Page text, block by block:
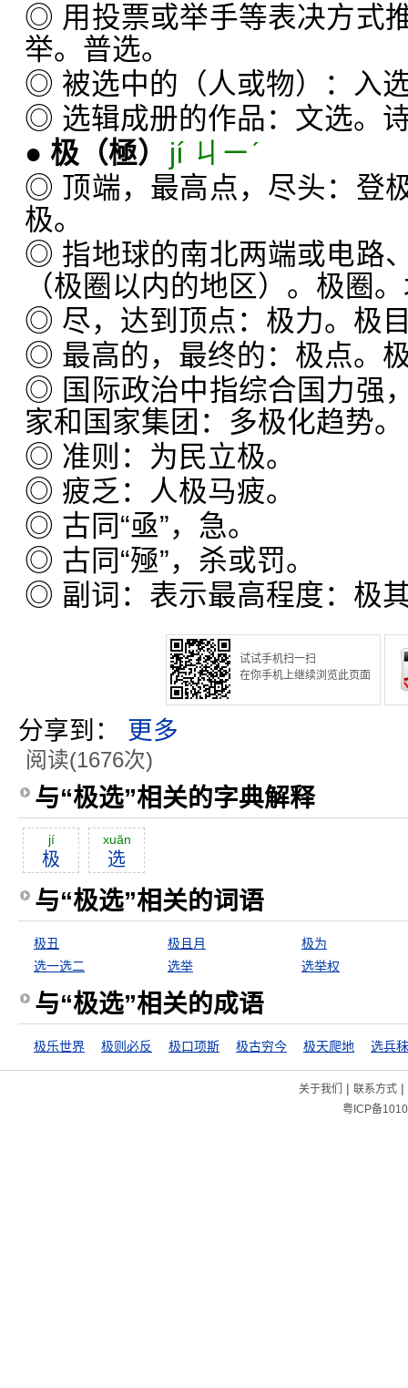
◎ 用投票或举手等表决方式
举。普选。
◎ 被选中的（人或物）：入
◎ 选辑成册的作品：文选。
● 极 （極）
jí ㄐㄧˊ
◎ 顶端，最高点，尽头：登
极。
◎ 指地球的南北两端或电路
（极圈以内的地区）。极圈
◎ 尽，达到顶点：极力。极
◎ 最高的，最终的：极点。
◎ 国际政治中指综合国力强
家和国家集团：多极化趋势。
◎ 准则：为民立极。
◎ 疲乏：人极马疲。
◎ 古同“亟”，急。
◎ 古同“殛”，杀或罚。
◎ 副词：表示最高程度：极
试试手机扫一扫
在你手机上继续浏览此页面
分享到： 更多
阅读(1676次)
与“极选”相关的字典解释
jí
极
xuăn
选
与“极选”相关的词语
极丑 极且月
极为
选一选二
选举 选举权
与“极选”相关的成语
极乐世界 极则必反 极口项斯 极古穷今 极天爬地 选兵
关于我们 | 联系方式|
粤ICP备